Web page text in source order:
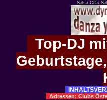
Salsa-CDs
Top-DJ
Adressen: Clubs